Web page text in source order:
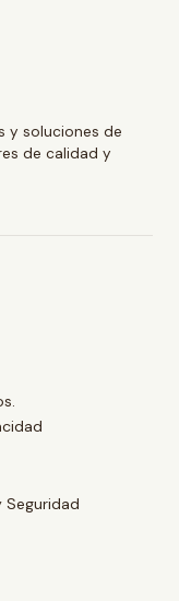
y soluciones de
de calidad y
Seguridad